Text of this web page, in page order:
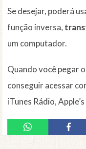
Se desejar, poderá
função inversa,
um computador.
Quando você pegar
conseguir acessar
iTunes Rádio,